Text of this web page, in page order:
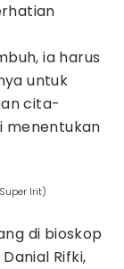
ia harus
untuk
cita-
menentukan
Irit)
di bioskop
Rifki,